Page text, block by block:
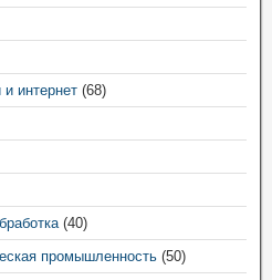
интернет (68)
(40)
промышленность (50)